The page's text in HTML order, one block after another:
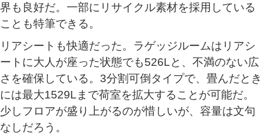
界も良好だ。一部にリサイクル素材を採用している
ことも特筆できる。
リアシートも快適だった。ラゲッジルームはリアシ
ートに大人が座った状態でも526Lと、不満のない広
さを確保している。3分割可倒タイプで、畳んだとき
には最大1529Lまで荷室を拡大することが可能だ。
少しフロアが盛り上がるのが惜しいが、容量は文句
なしだろう。